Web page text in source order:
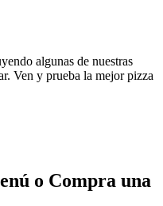
algunas de nuestras
Ven y prueba la mejor pizza
o Compra una